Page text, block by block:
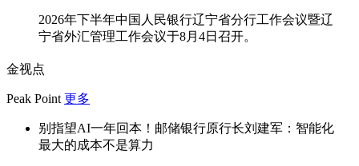
2026年下半年中国人民银行辽宁省分行工作会议暨辽
宁省外汇管理工作会议于8月4日召开。
金视点
Peak Point 更多
别指望AI一年回本！邮储银行原行长刘建军：智能化
最大的成本不是算力